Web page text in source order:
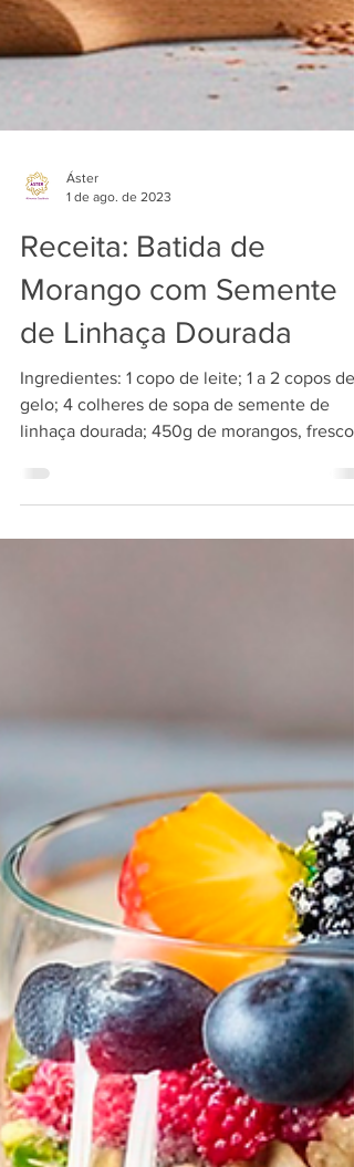
1 de ago. de 2023
Receita: Batida de
Morango com Semente
de Linhaça Dourada
Ingredientes: 1 copo de leite; 1 a 2 copos de
gelo; 4 colheres de sopa de semente de
linhaça dourada; 450g de morangos,